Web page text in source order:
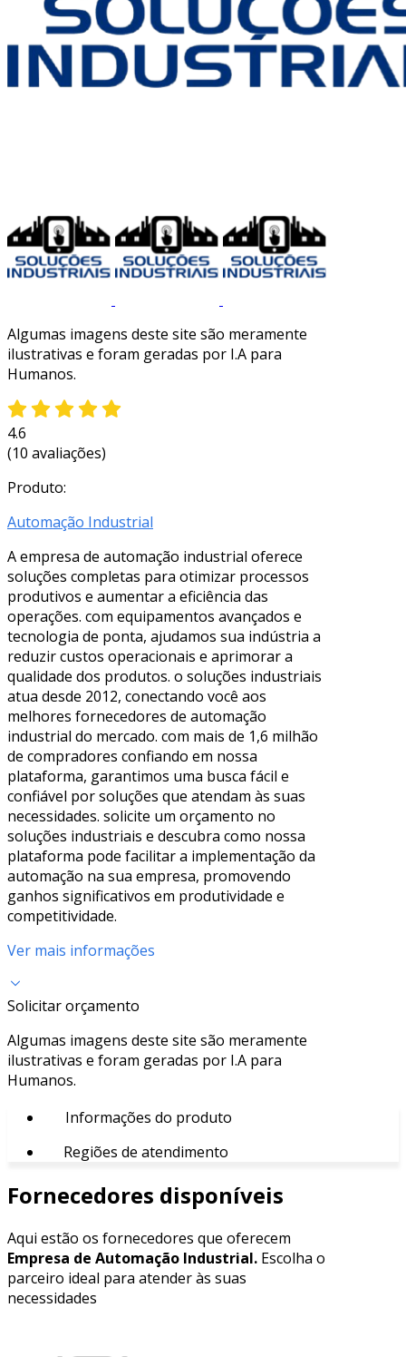
Algumas imagens deste site são meramente
ilustrativas e foram geradas por I.A para
Humanos.
4.6
(10 avaliações)
Produto:
Automação Industrial
A empresa de automação industrial oferece
soluções completas para otimizar processos
produtivos e aumentar a eficiência das
operações. com equipamentos avançados e
tecnologia de ponta, ajudamos sua indústria a
reduzir custos operacionais e aprimorar a
qualidade dos produtos. o soluções industriais
atua desde 2012, conectando você aos
melhores fornecedores de automação
industrial do mercado. com mais de 1,6 milhão
de compradores confiando em nossa
plataforma, garantimos uma busca fácil e
confiável por soluções que atendam às suas
necessidades. solicite um orçamento no
soluções industriais e descubra como nossa
plataforma pode facilitar a implementação da
automação na sua empresa, promovendo
ganhos significativos em produtividade e
competitividade.
Ver mais informações
Solicitar orçamento
Algumas imagens deste site são meramente
ilustrativas e foram geradas por I.A para
Humanos.
Informações do produto
Regiões de atendimento
Fornecedores disponíveis
Aqui estão os fornecedores que oferecem
Empresa de Automação Industrial. Escolha o
parceiro ideal para atender às suas
necessidades